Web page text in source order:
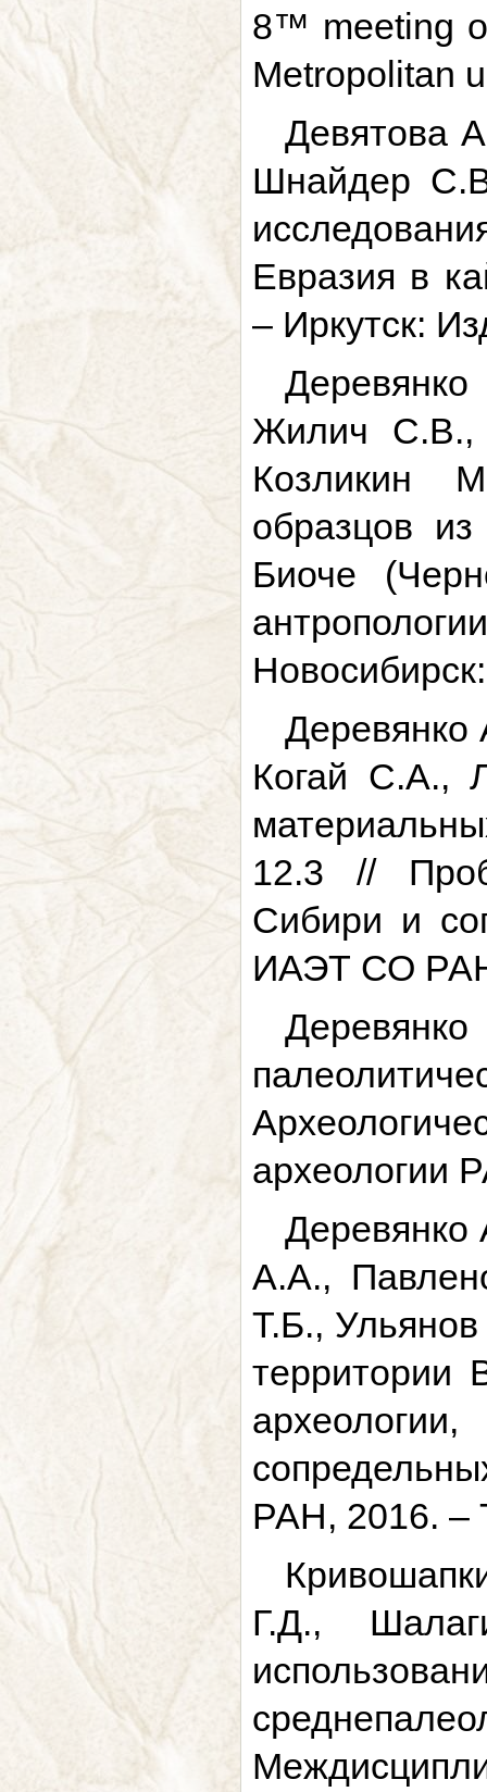
8™ meeting
Metropolitan
Девятова
Шнайдер
Евразия в
– Иркутск:
Жилич С.В.,
Козликин
образцов из
Биоче
Когай С.А.,
12.3 //
Сибири и
ИАЭТ СО
археологии
А.А.,
Т.Б.,
территории
РАН, 2016. –
Г.Д.,